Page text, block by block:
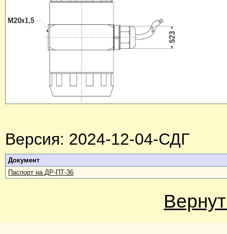
Версия: 2024-12-04-СДГ
Документ
Паспорт на ДР-ПТ-36